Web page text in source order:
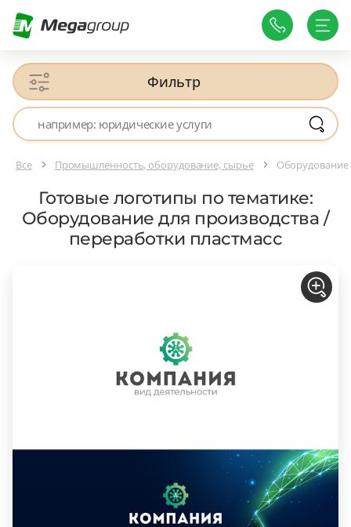
Фильтр
Все Промышленность, оборудование, сырье Оборудование
Готовые логотипы по тематике:
Оборудование для производства /
переработки пластмасс